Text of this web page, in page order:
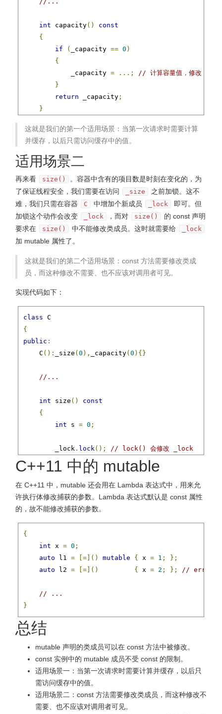
int capacity()
const
{
if
( _capacity == 0 )
{
            _capacity
= ...;
// 计算容量值，修改
}
return _capacity ;
}
private:
int _size;
mutable
int
};
这就是我们的第一个适用场景：当第一次请求时需要计算
并缓存，以后只需访问缓存中的值。
适用场景二
再来看 size()
。容器中含有的项目数是时刻在变化的，为
了保证线程安全，我们需要在访问
_size
之前加锁。这不
难，我们只需在容器
C 中增加个新成员 _lock
即可。但
加锁这个动作会改变
_lock ，而对 size()
的 const 声明
要求在
size() 中不能修改类成员。这时就需要给 _lock
加 mutable 属性了。
这就是我们的第二个适用场景：const 方法需要修改类成
员，而这种修改不需要、也不应该对调用者可见。
实现代码如下：
class
{
public :
    C
(): _size ( 0 ), _capacity( 0 ){}
//...
int size ()
const
{
int s = 0 ;
        _lock
. lock();
// lock() 会修改 _lock
        s
_size ;
        _lock
unlock ();
return s;
}
private
int _size ;
mutable
Lock _lock;
// 因为需要在 const 方法中被
C++11 中的 mutable
在 C++11 中，mutable 还会用在 Lambda 表达式中，用来允
许执行体修改捕获的参数。Lambda 表达式默认是 const 属性
的，故不能修改捕获的参数。
{
int x = 0 ;
auto l1 = [=]() mutable { x = 1 ;
};
auto l2 = [=]() { x = 2 ; }; // error:
// ...
}
总结
mutable 声明的类成员可以在 const 方法中被修改。
const 实例中的 mutable 成员不受 const 的限制。
适用场景一：当第一次请求时需要计算并缓存，以后只
需访问缓存中的值。
适用场景二：const 方法需要修改类成员，而这种修改不
需要、也不应该对调用者可见。